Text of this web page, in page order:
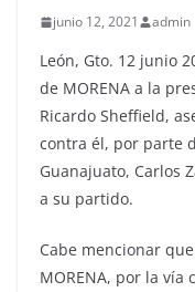
junio 12, 2021 admin
León, Gto. 12 junio
de MORENA a la
Ricardo Sheffield,
contra él, por parte
Guanajuato, Carlos
a su partido.
Cabe mencionar
MORENA, por la vía